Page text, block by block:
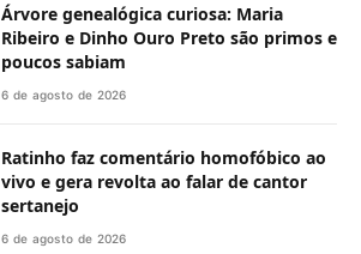
Árvore genealógica curiosa: Maria
Ribeiro e Dinho Ouro Preto são primos e
poucos sabiam
6 de agosto de 2026
Ratinho faz comentário homofóbico ao
vivo e gera revolta ao falar de cantor
sertanejo
6 de agosto de 2026